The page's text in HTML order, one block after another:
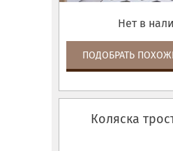
Нет в
ПОДОБРАТЬ
Коляска